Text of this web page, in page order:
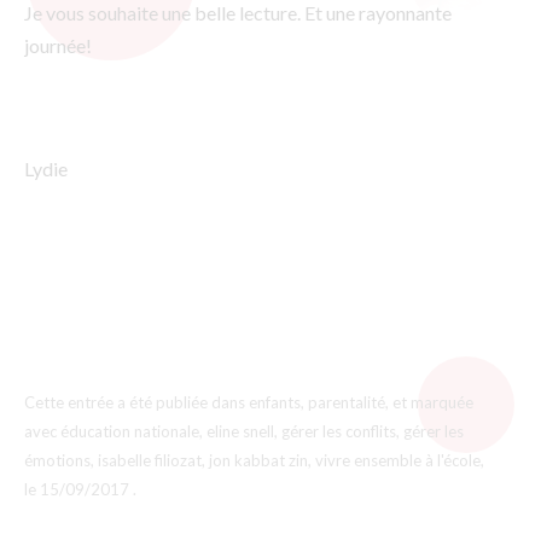
Je vous souhaite une belle lecture. Et une rayonnante
journée!
Lydie
Cette entrée a été publiée dans enfants parentalité , et marquée
avec éducation nationale eline snell gérer les conflits gérer les
émotions isabelle filiozat jon kabbat zin vivre ensemble à l'école
le 15/09/2017